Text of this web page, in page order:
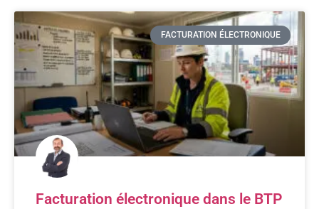
FACTURATION ÉLECTRONIQUE
Facturation électronique dans le BTP